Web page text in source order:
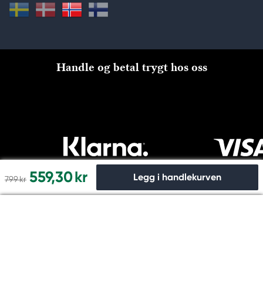
799 kr 559,30 kr Legg i handlekurven
Handle og betal trygt hos oss